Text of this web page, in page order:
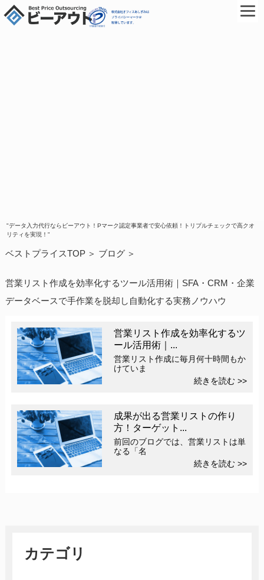
"データ入力代行ならビーアウト！Pマーク認定事業者で安心依頼！トリプルチェックで高クオ
リティを実現！"
ベストプライスTOP ブログ
営業リスト作成を効率化するツール活用術｜SFA・CRM・企業
データベースで手作業を脱却し自動化する実務ノウハウ
営業リスト作成を効率化するツ
ール活用術｜...
営業リスト作成に毎月何十時間もか
けていま
続きを読む >>
成果が出る営業リストの作り
方！ターゲット...
前回のブログでは、営業リストは単
なる「名
続きを読む >>
カテゴリ